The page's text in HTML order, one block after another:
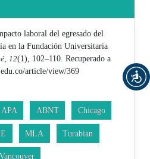
laboral del egresado del
en la Fundación Universitaria
,12(1), 102–110. Recuperado a
article/view/369
APA ABNT Chicago
MLA Turabian
Vancouver